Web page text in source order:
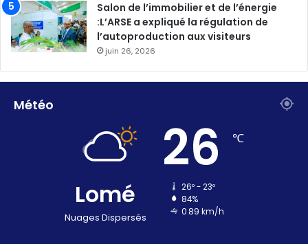
Salon de l’immobilier et de l’énergie
:L’ARSE a expliqué la régulation de
l’autoproduction aux visiteurs
juin 26, 2026
Météo
Lomé
Nuages Dispersés
26 ℃
26º - 23º
84%
0.89 km/h